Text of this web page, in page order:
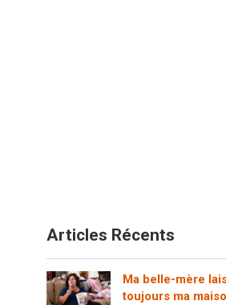
Articles Récents
Ma belle-mère
toujours ma